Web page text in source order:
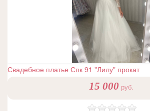
Свадебное платье Спк 91 "Лилу" прокат
15 000 руб.